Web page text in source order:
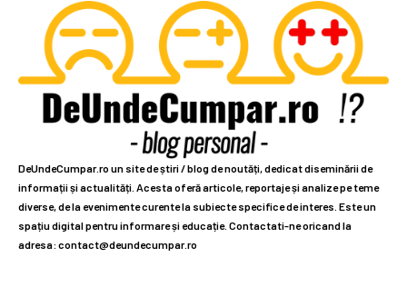
DeUndeCumpar.ro un site de știri / blog de noutăți, dedicat diseminării de
informații și actualități. Acesta oferă articole, reportaje și analize pe teme
diverse, de la evenimente curente la subiecte specifice de interes. Este un
spațiu digital pentru informare și educație. Contactati-ne oricand la
adresa: contact@deundecumpar.ro